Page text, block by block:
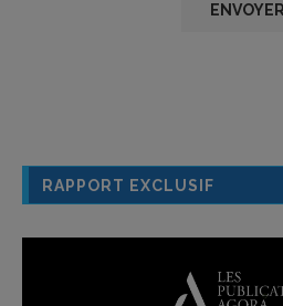
RAPPORT EXCLUSIF